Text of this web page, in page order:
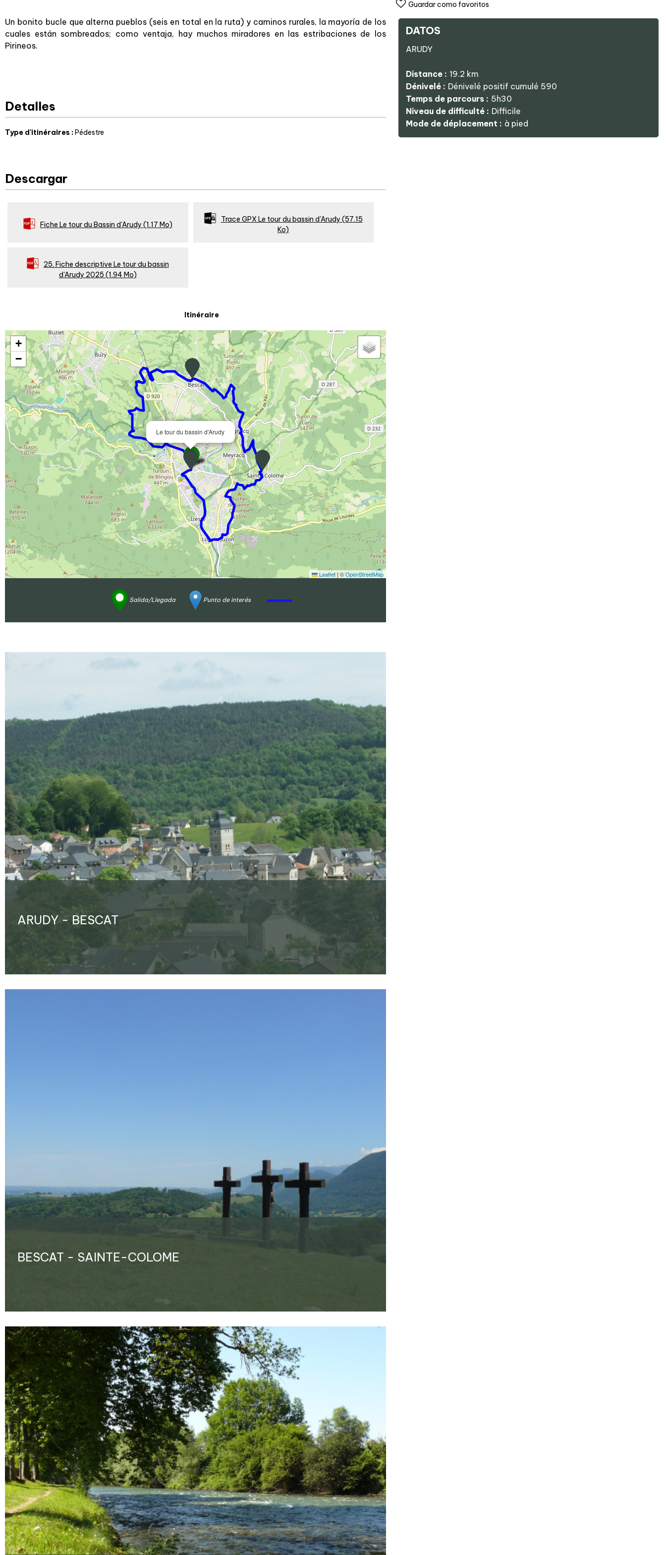
Guardar como favoritos
DATOS
ARUDY
Distance : 19.2 km
Dénivelé : Dénivelé positif cumulé 590
Temps de parcours : 5h30
Niveau de difficulté : Difficile
Mode de déplacement : à pied
Un bonito bucle que alterna pueblos (seis en total en la ruta) y caminos rurales, la mayoría de los
cuales están sombreados; como ventaja, hay muchos miradores en las estribaciones de los
Pirineos.
Detalles
Type d'itinéraires :Pédestre
Descargar
Fiche Le tour du Bassin d'Arudy (1.17 Mo)
Trace GPX Le tour du bassin d'Arudy (57.15
Ko)
25. Fiche descriptive Le tour du bassin
d'Arudy 2025 (1.94 Mo)
Itinéraire
Le tour du bassin d'Arudy
+
−
Leaflet | ©OpenStreetMap
Salida/Llegada Punto de interés
ARUDY - BESCAT
BESCAT - SAINTE-COLOME
Ampliar - Foto(s) (1)